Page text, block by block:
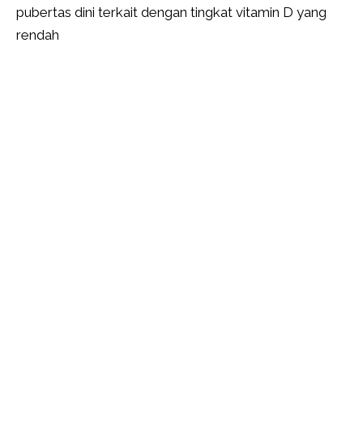
pubertas dini terkait dengan tingkat vitamin D yang
rendah